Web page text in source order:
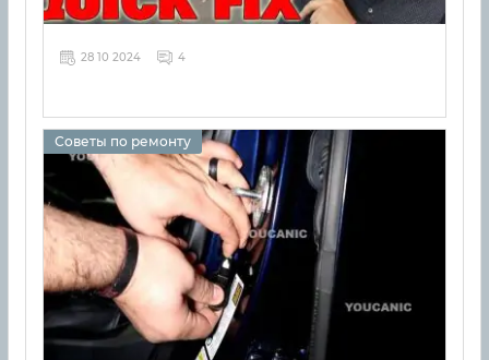
28 10 2024 4
Советы по ремонту